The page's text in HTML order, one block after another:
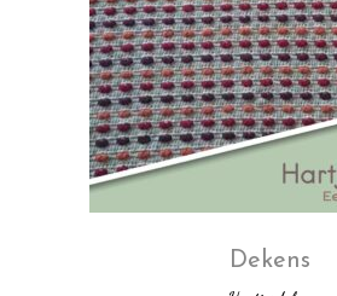
Dekens